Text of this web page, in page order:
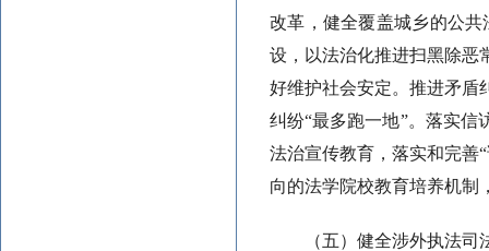
改革，健全覆盖城乡的公
设，以法治化推进扫黑除恶
好维护社会安定。推进矛盾
纠纷“最多跑一地”。落实信
法治宣传教育，落实和完善
向的法学院校教育培养机制
（五）健全涉外执法